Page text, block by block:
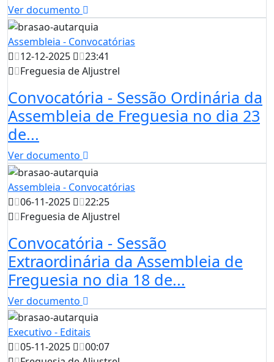
Ver documento
Assembleia - Convocatórias
12-12-2025
23:41
Freguesia de Aljustrel
Convocatória - Sessão Ordinária da
Assembleia de Freguesia no dia 23
de...
Ver documento
Assembleia - Convocatórias
06-11-2025
22:25
Freguesia de Aljustrel
Convocatória - Sessão
Extraordinária da Assembleia de
Freguesia no dia 18 de...
Ver documento
Executivo - Editais
05-11-2025
00:07